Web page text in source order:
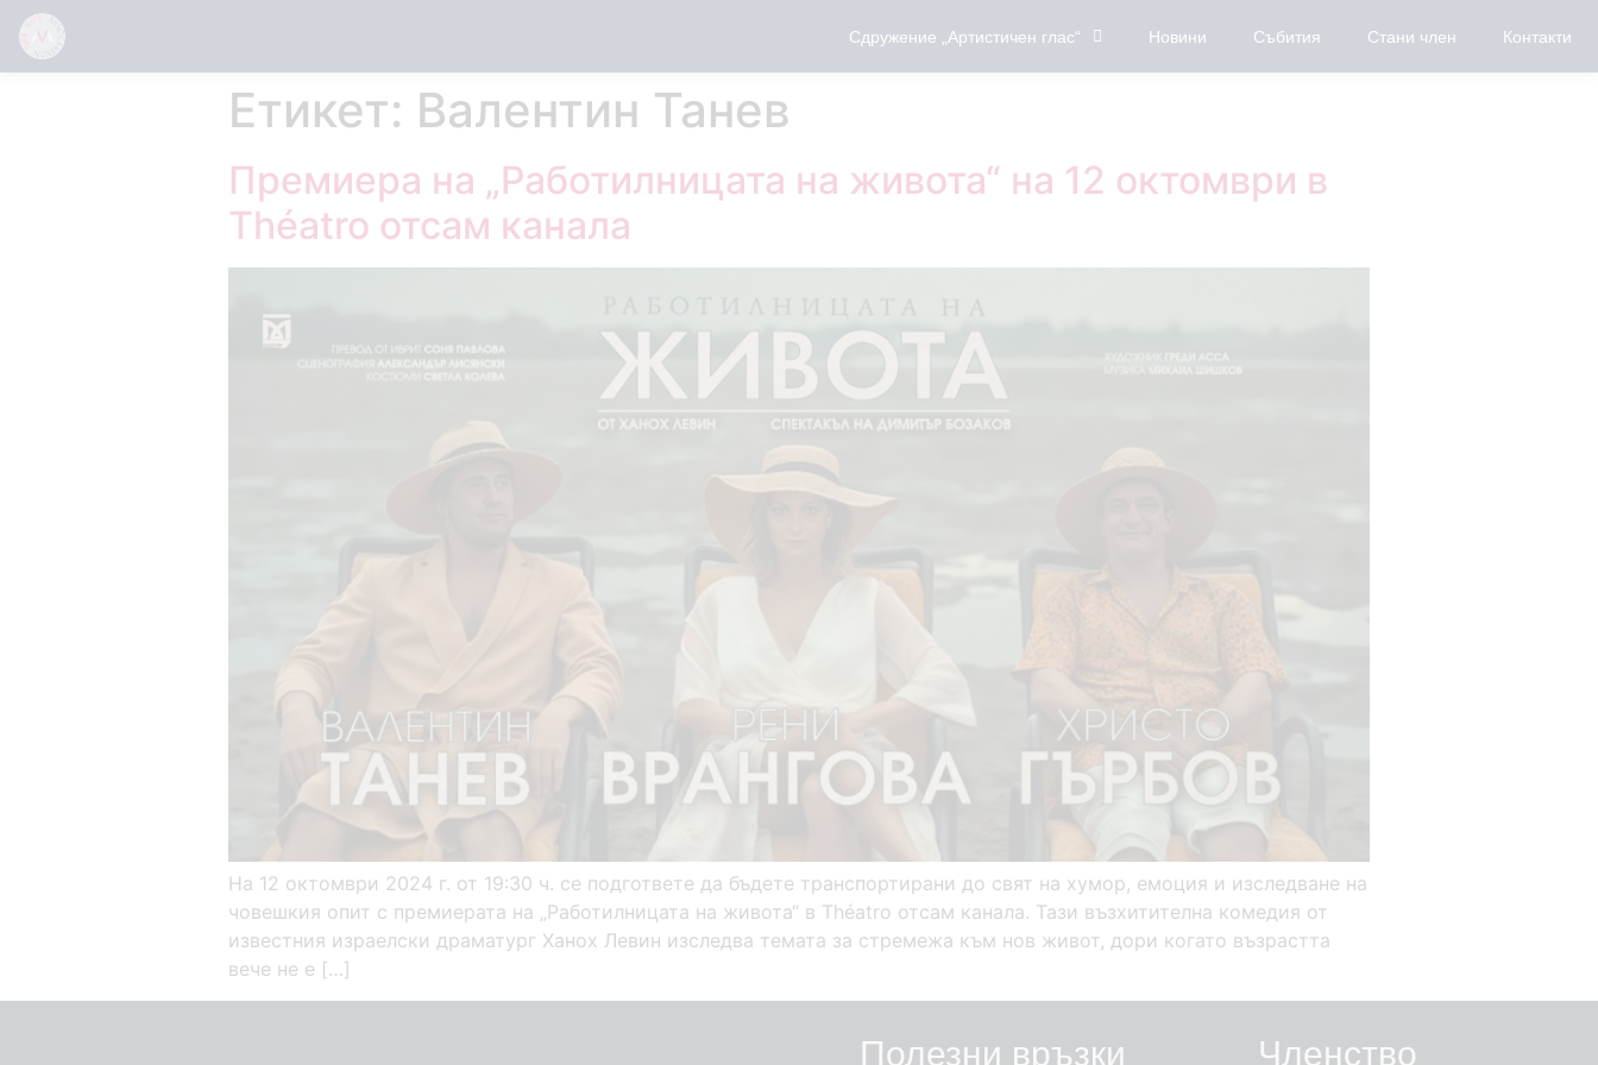
Сдружение „Артистичен глас“ Новини Събития Стани член Контакти
Етикет: Валентин Танев
Премиера на „Работилницата на живота“ на 12 октомври в
Théatro отсам канала
На 12 октомври 2024 г. от 19:30 ч. се подгответе да бъдете транспортирани до свят на хумор, емоция и изследване на
човешкия опит с премиерата на „Работилницата на живота“ в Théatro отсам канала. Тази възхитителна комедия от
известния израелски драматург Ханох Левин изследва темата за стремежа към нов живот, дори когато възрастта
вече не е […]
Полезни връзки Членство